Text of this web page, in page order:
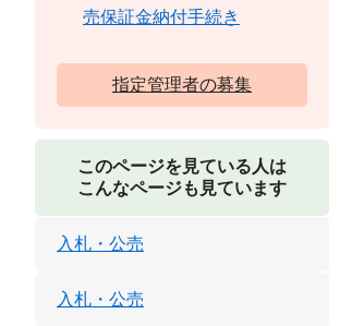
売保証金納付手続き
指定管理者の募集
このページを見ている人は
こんなページも見ています
入札・公売
入札・公売